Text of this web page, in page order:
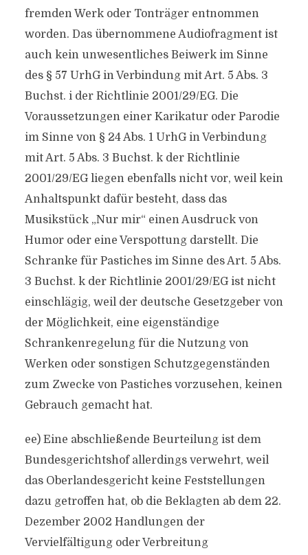
fremden Werk oder Tonträger entnommen
worden. Das übernommene Audiofragment ist
auch kein unwesentliches Beiwerk im Sinne
des § 57 UrhG in Verbindung mit Art. 5 Abs. 3
Buchst. i der Richtlinie 2001/29/EG. Die
Voraussetzungen einer Karikatur oder Parodie
im Sinne von § 24 Abs. 1 UrhG in Verbindung
mit Art. 5 Abs. 3 Buchst. k der Richtlinie
2001/29/EG liegen ebenfalls nicht vor, weil kein
Anhaltspunkt dafür besteht, dass das
Musikstück „Nur mir“ einen Ausdruck von
Humor oder eine Verspottung darstellt. Die
Schranke für Pastiches im Sinne des Art. 5 Abs.
3 Buchst. k der Richtlinie 2001/29/EG ist nicht
einschlägig, weil der deutsche Gesetzgeber von
der Möglichkeit, eine eigenständige
Schrankenregelung für die Nutzung von
Werken oder sonstigen Schutzgegenständen
zum Zwecke von Pastiches vorzusehen, keinen
Gebrauch gemacht hat.
ee) Eine abschließende Beurteilung ist dem
Bundesgerichtshof allerdings verwehrt, weil
das Oberlandesgericht keine Feststellungen
dazu getroffen hat, ob die Beklagten ab dem 22.
Dezember 2002 Handlungen der
Vervielfältigung oder Verbreitung